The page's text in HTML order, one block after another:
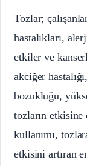
Tozlar;
hastalıkları,
etkiler ve
akciğer
bozukluğu,
tozların etkisine
kullanımı,
etkisini artıran